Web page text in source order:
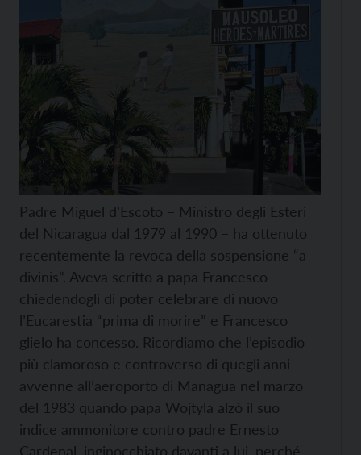
Padre Miguel d’Escoto – Ministro degli Esteri
del Nicaragua dal 1979 al 1990 – ha ottenuto
recentemente la revoca della sospensione “a
divinis”. Aveva scritto a papa Francesco
chiedendogli di poter celebrare di nuovo
l’Eucarestia “prima di morire” e Francesco
glielo ha concesso. Ricordiamo che l’episodio
più clamoroso e controverso di quegli anni
avvenne all’aeroporto di Managua nel marzo
del 1983 quando papa Wojtyla alzò il suo
indice ammonitore contro padre Ernesto
Cardenal, inginocchiato davanti a lui, perché